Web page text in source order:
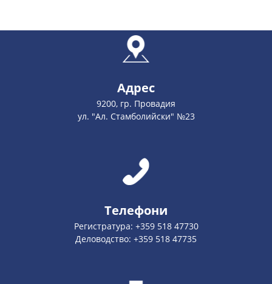
Адрес
9200, гр. Провадия
ул. "Ал. Стамболийски" №23
Телефони
Регистратура: +359 518 47730
Деловодство: +359 518 47735